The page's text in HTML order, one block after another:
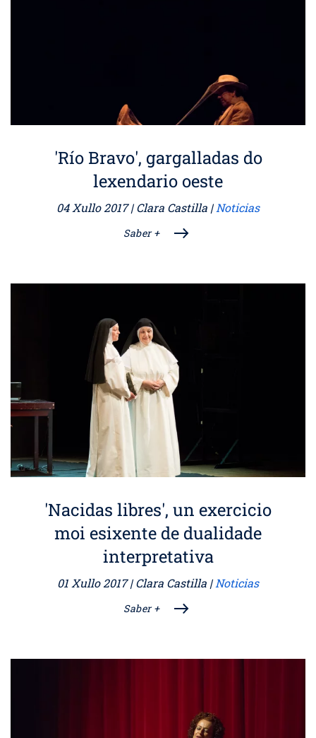
'Río Bravo', gargalladas do
lexendario oeste
04 Xullo 2017| Clara Castilla | Noticias
Saber +
'Nacidas libres', un exercicio
moi esixente de dualidade
interpretativa
01 Xullo 2017| Clara Castilla | Noticias
Saber +